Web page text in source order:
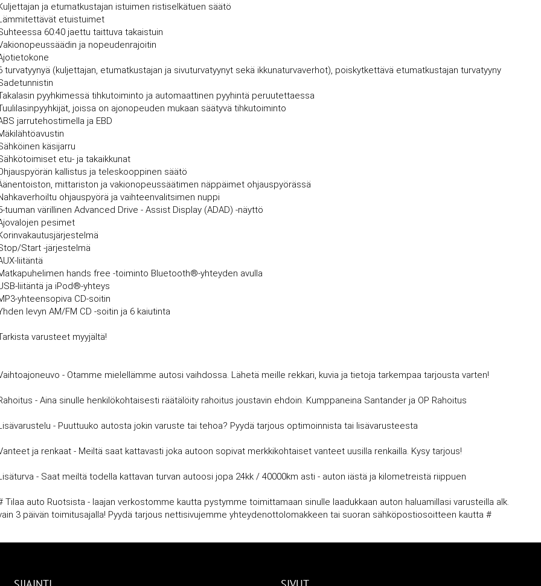
ja etumatkustajan istuimen ristiselkätuen säätö
etuistuimet
60:40 jaettu taittuva takaistuin
ja nopeudenrajoitin
turvatyynyä (kuljettajan, etumatkustajan ja sivuturvatyynyt sekä ikkunaturvaverhot), poiskytkettävä etumatkustajan turvatyyny
pyyhkimessä tihkutoiminto ja automaattinen pyyhintä peruutettaessa
joissa on ajonopeuden mukaan säätyvä tihkutoiminto
jarrutehostimella ja EBD
käsijarru
etu- ja takaikkunat
kallistus ja teleskooppinen säätö
mittariston ja vakionopeussäätimen näppäimet ohjauspyörässä
ohjauspyörä ja vaihteenvalitsimen nuppi
tuuman värillinen Advanced Drive - Assist Display (ADAD) -näyttö
pesimet
Start -järjestelmä
liitäntä
hands free -toiminto Bluetooth®-yhteyden avulla
liitäntä ja iPod®-yhteys
yhteensopiva CD-soitin
levyn AM/FM CD -soitin ja 6 kaiutinta
varusteet myyjältä!
- Otamme mielellämme autosi vaihdossa. Lähetä meille rekkari, kuvia ja tietoja tarkempaa tarjousta varten!
- Aina sinulle henkilökohtaisesti räätälöity rahoitus joustavin ehdoin. Kumppaneina Santander ja OP Rahoitus
- Puuttuuko autosta jokin varuste tai tehoa? Pyydä tarjous optimoinnista tai lisävarusteesta
ja renkaat - Meiltä saat kattavasti joka autoon sopivat merkkikohtaiset vanteet uusilla renkailla. Kysy tarjous!
- Saat meiltä todella kattavan turvan autoosi jopa 24kk / 40000km asti - auton iästä ja kilometreistä riippuen
Tilaa auto Ruotsista - laajan verkostomme kautta pystymme toimittamaan sinulle laadukkaan auton haluamillasi varusteilla alk.
3 päivän toimitusajalla! Pyydä tarjous nettisivujemme yhteydenottolomakkeen tai suoran sähköpostiosoitteen kautta #